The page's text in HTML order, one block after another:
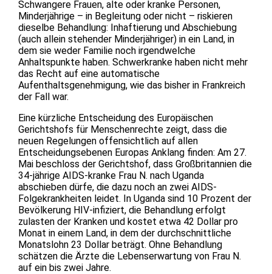
Schwangere Frauen, alte oder kranke Personen,
Minderjährige – in Begleitung oder nicht – riskieren
dieselbe Behandlung: Inhaftierung und Abschiebung
(auch allein stehender Minderjähriger) in ein Land, in
dem sie weder Familie noch irgendwelche
Anhaltspunkte haben. Schwerkranke haben nicht mehr
das Recht auf eine automatische
Aufenthaltsgenehmigung, wie das bisher in Frankreich
der Fall war.
Eine kürzliche Entscheidung des Europäischen
Gerichtshofs für Menschenrechte zeigt, dass die
neuen Regelungen offensichtlich auf allen
Entscheidungsebenen Europas Anklang finden: Am 27.
Mai beschloss der Gerichtshof, dass Großbritannien die
34-jährige AIDS-kranke Frau N. nach Uganda
abschieben dürfe, die dazu noch an zwei AIDS-
Folgekrankheiten leidet. In Uganda sind 10 Prozent der
Bevölkerung HIV-infiziert, die Behandlung erfolgt
zulasten der Kranken und kostet etwa 42 Dollar pro
Monat in einem Land, in dem der durchschnittliche
Monatslohn 23 Dollar beträgt. Ohne Behandlung
schätzen die Ärzte die Lebenserwartung von Frau N.
auf ein bis zwei Jahre.